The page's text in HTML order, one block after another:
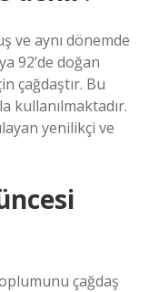
ve aynı dönemde
92’de doğan
çağdaştır. Bu
kullanılmaktadır.
yenilikçi ve
çağdaş